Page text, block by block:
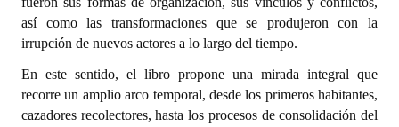
Actas de Sesión
Ejecución Presupuestaria
así como las transformaciones que se produjeron con la
irrupción de nuevos actores a lo largo del tiempo.
En este sentido, el libro propone una mirada integral que
recorre un amplio arco temporal, desde los primeros habitantes,
cazadores recolectores, hasta los procesos de consolidación del